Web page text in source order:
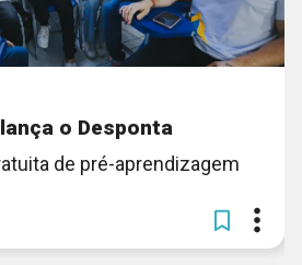
o Desponta
de pré-aprendizagem